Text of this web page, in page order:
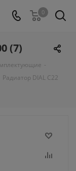
0
(7)
-
Радиатор DIAL С22